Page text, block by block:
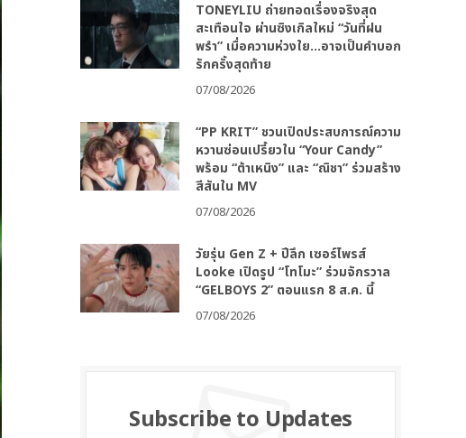
TONEYLIU ถ่ายทอดเรื่องจริงสุด
สะเทือนใจ ผ่านซิงเกิลใหม่ “วันที่ฝน
พรำ” เมื่อความห่วงใย…อาจเป็นคำบอก
รักครั้งสุดท้าย
07/08/2026
“PP KRIT” ชวนเปิดประสบการณ์ความ
หวานซ่อนเปรี้ยวใน “Your Candy”
พร้อม “ต้าเหนิง” และ “ณิชา” ร่วมสร้าง
สีสันใน MV
07/08/2026
วัยรุ่น Gen Z + ปีลึก เซอร์ไพรส์
Looke เปิดรูป “โทโมะ” ร่วมจักรวาล
“GELBOYS 2” ตอนแรก 8 ส.ค. นี้
07/08/2026
Subscribe to Updates